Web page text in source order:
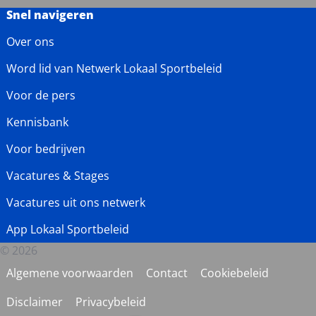
Snel navigeren
Over ons
Word lid van Netwerk Lokaal Sportbeleid
Voor de pers
Kennisbank
Voor bedrijven
Vacatures & Stages
Vacatures uit ons netwerk
App Lokaal Sportbeleid
© 2026
Algemene voorwaarden
Contact
Cookiebeleid
Disclaimer
Privacybeleid